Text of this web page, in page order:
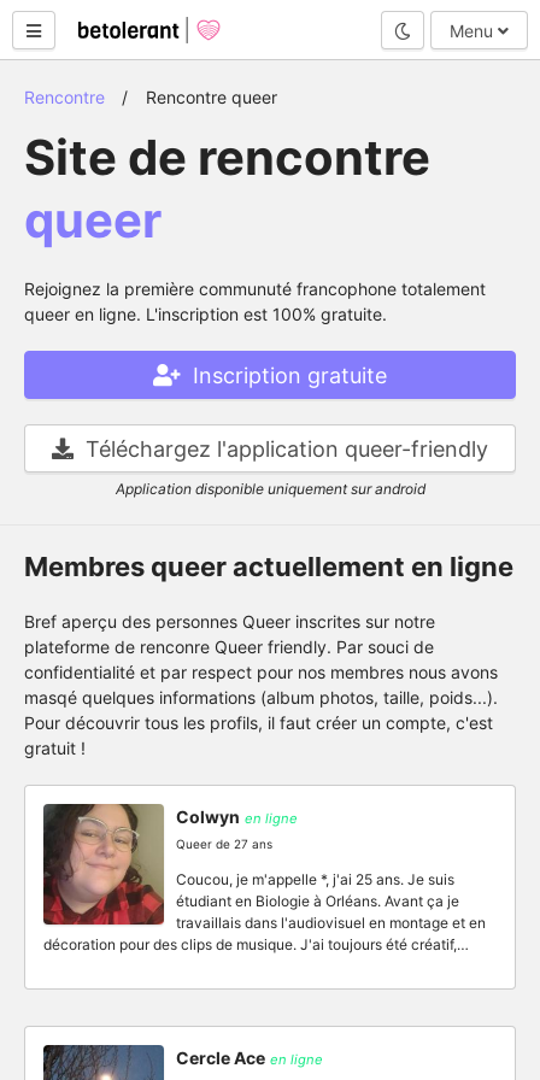
Mode nuit
Menu
Rencontre Rencontre queer
Site de rencontre
queer
Rejoignez la première communuté francophone totalement
queer en ligne. L'inscription est 100% gratuite.
Inscription gratuite
Téléchargez l'application queer-friendly
Application disponible uniquement sur android
Membres queer actuellement en ligne
Bref aperçu des personnes Queer inscrites sur notre
plateforme de renconre Queer friendly. Par souci de
confidentialité et par respect pour nos membres nous avons
masqé quelques informations (album photos, taille, poids...).
Pour découvrir tous les profils, il faut créer un compte, c'est
gratuit !
Colwyn en ligne
Queer de 27 ans
Coucou, je m'appelle *, j'ai 25 ans. Je suis
étudiant en Biologie à Orléans. Avant ça je
travaillais dans l'audiovisuel en montage et en
décoration pour des clips de musique. J'ai toujours été créatif,…
Cercle Ace en ligne